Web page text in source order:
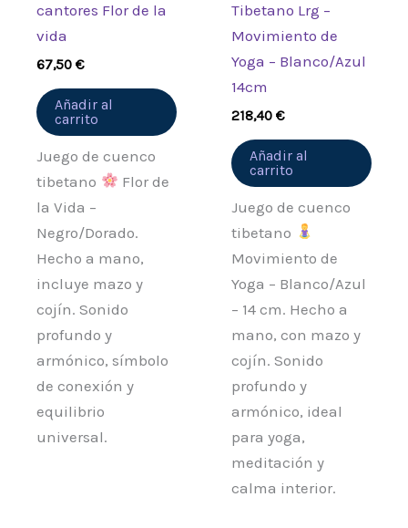
cantores Flor de la
vida
67,50€
Añadir al
carrito
Juego de cuenco
tibetano
Flor de
la Vida –
Negro/Dorado.
Hecho a mano,
incluye mazo y
cojín. Sonido
profundo y
armónico, símbolo
de conexión y
equilibrio
universal.
Tibetano Lrg –
Movimiento de
Yoga – Blanco/Azul
14cm
218,40€
Añadir al
carrito
Juego de cuenco
tibetano
Movimiento de
Yoga – Blanco/Azul
– 14 cm. Hecho a
mano, con mazo y
cojín. Sonido
profundo y
armónico, ideal
para yoga,
meditación y
calma interior.